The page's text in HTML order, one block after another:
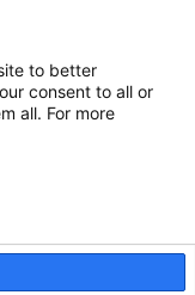
to better
consent to all or
all. For more